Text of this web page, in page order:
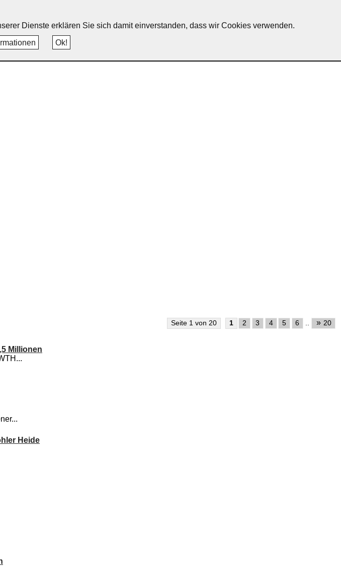
Seite 1 von 20 1 2 3 4 5 6 .. » 20
Millionen
Heide
Dienste erklären Sie sich damit einverstanden, dass wir Cookies verwenden.
Ok!